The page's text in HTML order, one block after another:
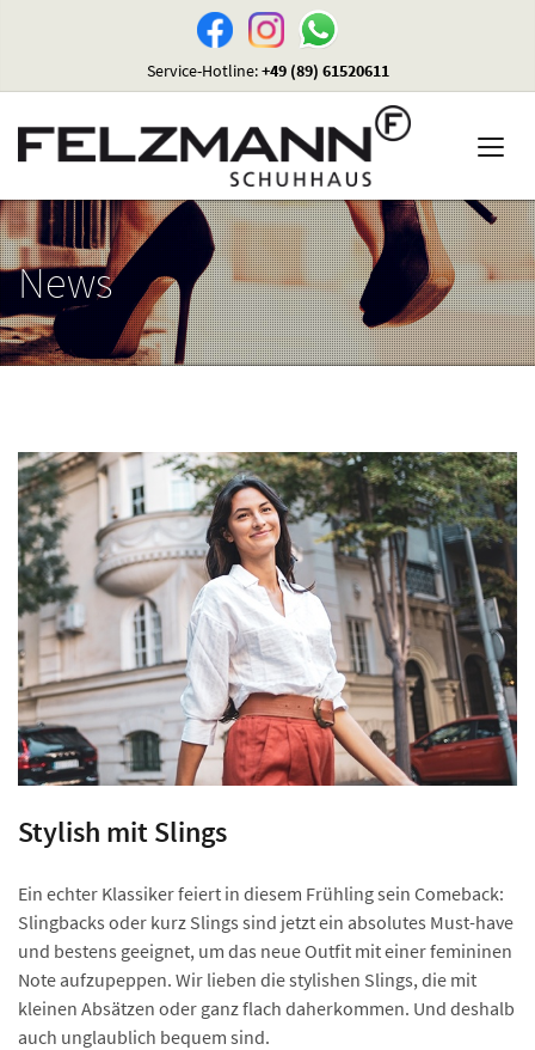
Service-Hotline:+49 (89) 61520611
News
Stylish mit Slings
Ein echter Klassiker feiert in diesem Frühling sein Comeback:
Slingbacks oder kurz Slings sind jetzt ein absolutes Must-have
und bestens geeignet, um das neue Outfit mit einer femininen
Note aufzupeppen. Wir lieben die stylishen Slings, die mit
kleinen Absätzen oder ganz flach daherkommen. Und deshalb
auch unglaublich bequem sind.